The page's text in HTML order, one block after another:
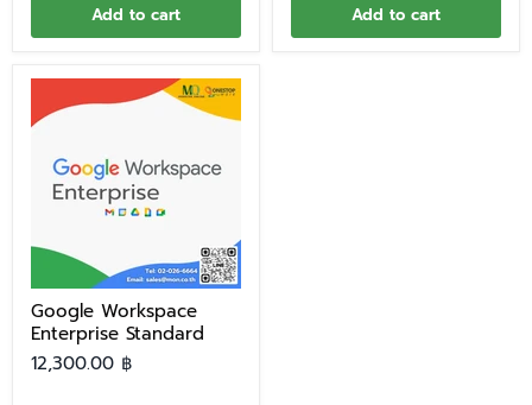
Add to cart Add to cart
Google Workspace
Enterprise Standard
12,300.00 ฿